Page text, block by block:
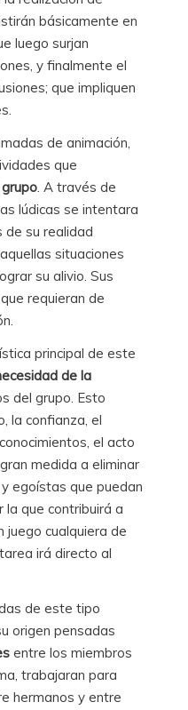
básicamente en
luego surjan
y finalmente el
que impliquen
de animación,
que
. A través de
lúdicas se intentara
su realidad
situaciones
su alivio. Sus
requieran de
principal de este
de la
del grupo. Esto
la confianza, el
el acto
medida a eliminar
egoístas que puedan
la que contribuirá a
cualquiera de
irá directo al
de este tipo
origen pensadas
entre los miembros
trabajaran para
hermanos y entre